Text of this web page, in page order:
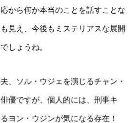
から何か本当のことを話すことな
見え、今後もミステリアスな展開
しょうね。
、ソル・ウジェを演じるチャン・
優ですが、個人的には、刑事キ
ヨン・ウジンが気になる存在！